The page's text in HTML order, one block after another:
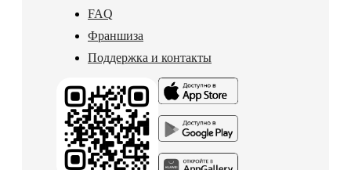
FAQ
Франшиза
Поддержка и контакты